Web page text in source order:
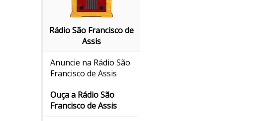
Rádio São Francisco de
Assis
Anuncie na Rádio São
Francisco de Assis
Ouça a Rádio São
Francisco de Assis